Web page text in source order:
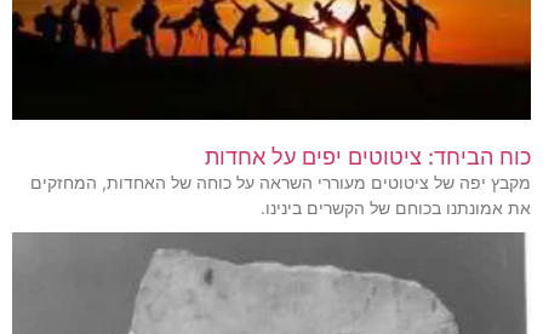
כוח הביחד: ציטוטים יפים על אחדות
מקבץ יפה של ציטוטים מעוררי השראה על כוחה של האחדות, המחזקים
את אמונתנו בכוחם של הקשרים בינינו.